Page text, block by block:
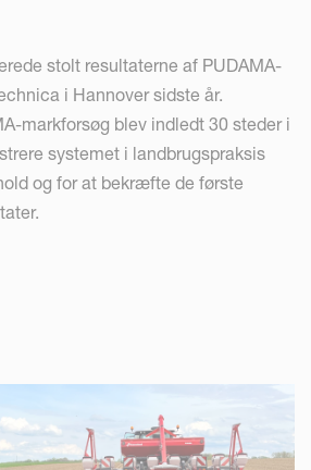
stolt resultaterne af PUDAMA-
i Hannover sidste år.
markforsøg blev indledt 30 steder i
systemet i landbrugspraksis
og for at bekræfte de første